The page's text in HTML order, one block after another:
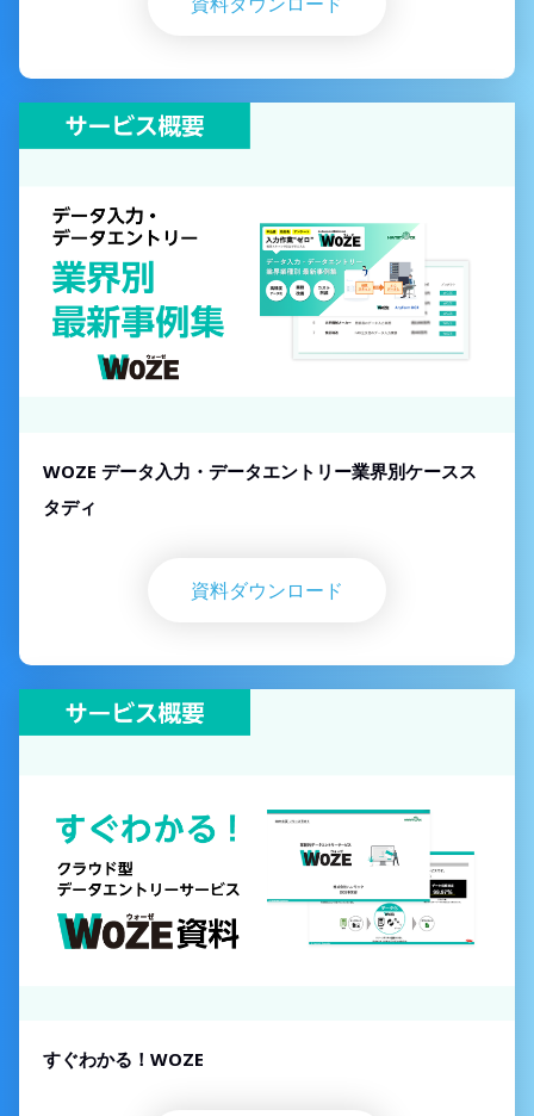
WOZE データ入力・データエントリー業界別ケースス
タディ
資料ダウンロード
すぐわかる！WOZE